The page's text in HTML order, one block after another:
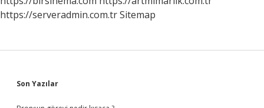
https://serveradmin.com.trSitemap
Sidebar
Son Yazılar